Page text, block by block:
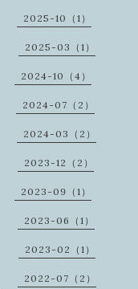
2025-10（1）
2025-03（1）
2024-10（4）
2024-07（2）
2024-03（2）
2023-12（2）
2023-09（1）
2023-06（1）
2023-02（1）
2022-07（2）